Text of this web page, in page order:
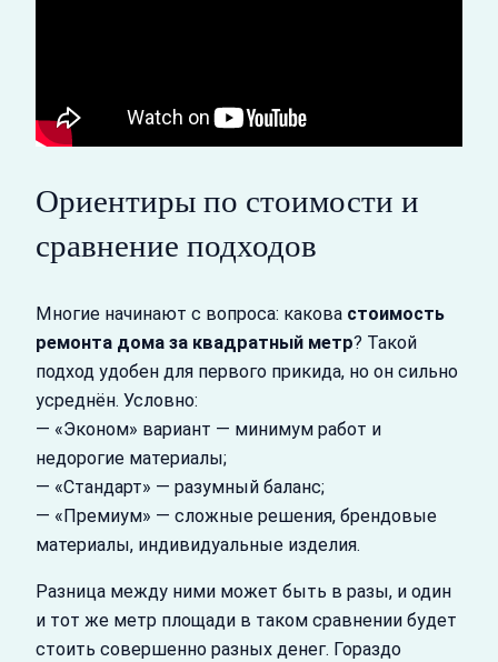
Ориентиры по стоимости и
сравнение подходов
Многие начинают с вопроса: какова стоимость
ремонта дома за квадратный метр? Такой
подход удобен для первого прикида, но он сильно
усреднён. Условно:
— «Эконом» вариант — минимум работ и
недорогие материалы;
— «Стандарт» — разумный баланс;
— «Премиум» — сложные решения, брендовые
материалы, индивидуальные изделия.
Разница между ними может быть в разы, и один
и тот же метр площади в таком сравнении будет
стоить совершенно разных денег. Гораздо